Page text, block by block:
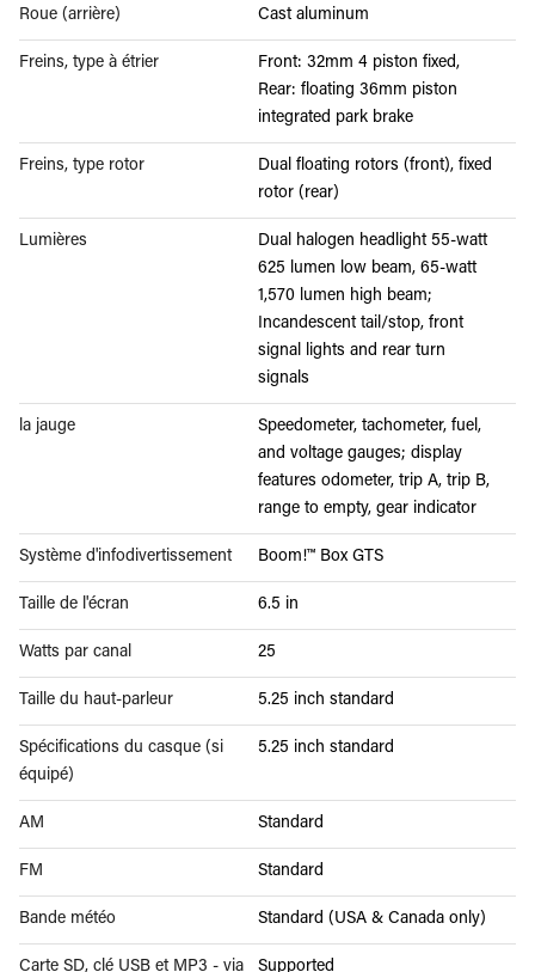
Roue (arrière) Cast aluminum
Freins, type à étrier
Front: 32mm 4 piston fixed,
Rear: floating 36mm piston
integrated park brake
Freins, type rotor
Dual floating rotors (front), fixed
rotor (rear)
Lumières
Dual halogen headlight 55-watt
625 lumen low beam, 65-watt
1,570 lumen high beam;
Incandescent tail/stop, front
signal lights and rear turn
signals
la jauge
Speedometer, tachometer, fuel,
and voltage gauges; display
features odometer, trip A, trip B,
range to empty, gear indicator
Système d'infodivertissement Boom!™ Box GTS
Taille de l'écran 6.5 in
Watts par canal 25
Taille du haut-parleur 5.25 inch standard
Spécifications du casque (si
équipé)
5.25 inch standard
AM Standard
FM Standard
Bande météo Standard (USA & Canada only)
Carte SD, clé USB et MP3 - via Supported